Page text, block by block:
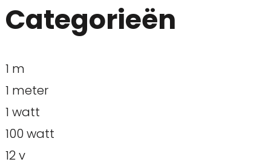
Categorieën
1 m
1 meter
1 watt
100 watt
12 v